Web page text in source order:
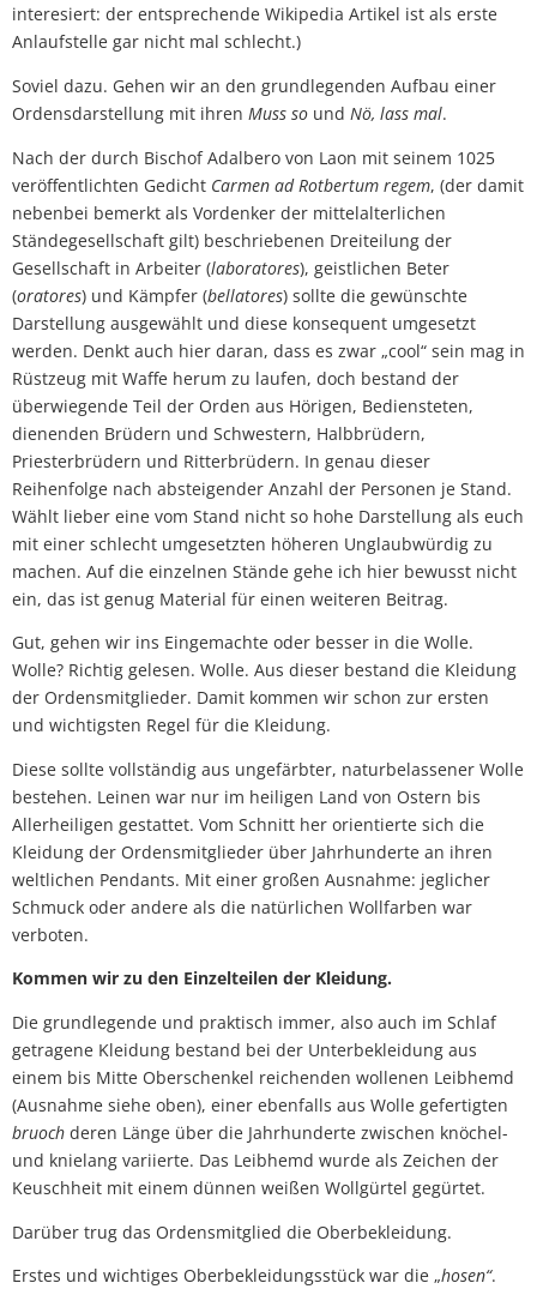
interesiert: der entsprechende Wikipedia Artikel ist als erste
Anlaufstelle gar nicht mal schlecht.)
Soviel dazu. Gehen wir an den grundlegenden Aufbau einer
Ordensdarstellung mit ihren Muss so und Nö, lass mal.
Nach der durch Bischof Adalbero von Laon mit seinem 1025
veröffentlichten Gedicht Carmen ad Rotbertum regem, (der damit
nebenbei bemerkt als Vordenker der mittelalterlichen
Ständegesellschaft gilt) beschriebenen Dreiteilung der
Gesellschaft in Arbeiter (laboratores), geistlichen Beter
(oratores) und Kämpfer (bellatores) sollte die gewünschte
Darstellung ausgewählt und diese konsequent umgesetzt
werden. Denkt auch hier daran, dass es zwar „cool“ sein mag in
Rüstzeug mit Waffe herum zu laufen, doch bestand der
überwiegende Teil der Orden aus Hörigen, Bediensteten,
dienenden Brüdern und Schwestern, Halbbrüdern,
Priesterbrüdern und Ritterbrüdern. In genau dieser
Reihenfolge nach absteigender Anzahl der Personen je Stand.
Wählt lieber eine vom Stand nicht so hohe Darstellung als euch
mit einer schlecht umgesetzten höheren Unglaubwürdig zu
machen. Auf die einzelnen Stände gehe ich hier bewusst nicht
ein, das ist genug Material für einen weiteren Beitrag.
Gut, gehen wir ins Eingemachte oder besser in die Wolle.
Wolle? Richtig gelesen. Wolle. Aus dieser bestand die Kleidung
der Ordensmitglieder. Damit kommen wir schon zur ersten
und wichtigsten Regel für die Kleidung.
Diese sollte vollständig aus ungefärbter, naturbelassener Wolle
bestehen. Leinen war nur im heiligen Land von Ostern bis
Allerheiligen gestattet. Vom Schnitt her orientierte sich die
Kleidung der Ordensmitglieder über Jahrhunderte an ihren
weltlichen Pendants. Mit einer großen Ausnahme: jeglicher
Schmuck oder andere als die natürlichen Wollfarben war
verboten.
Kommen wir zu den Einzelteilen der Kleidung.
Die grundlegende und praktisch immer, also auch im Schlaf
getragene Kleidung bestand bei der Unterbekleidung aus
einem bis Mitte Oberschenkel reichenden wollenen Leibhemd
(Ausnahme siehe oben), einer ebenfalls aus Wolle gefertigten
bruoch deren Länge über die Jahrhunderte zwischen knöchel-
und knielang variierte. Das Leibhemd wurde als Zeichen der
Keuschheit mit einem dünnen weißen Wollgürtel gegürtet.
Darüber trug das Ordensmitglied die Oberbekleidung.
Erstes und wichtiges Oberbekleidungsstück war die „hosen“.